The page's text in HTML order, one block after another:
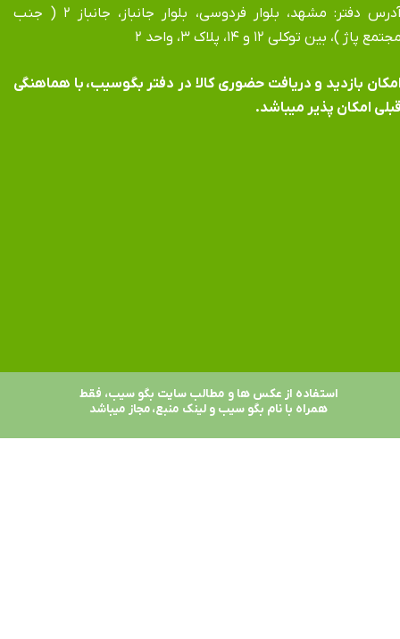
آدرس دفتر: مشهد، بلوار فردوسی، بلوار جانباز، جانباز ۲ ( جنب
پاژ )، بین توکلی ۱۲ و ۱۴، پلاک ۳، واحد ۲
بازدید و دریافت حضوری کالا در دفتر بگوسیب، با هماهنگی
امکان پذیر میباشد.
استفاده از عکس ها و مطالب سایت بگو سیب، فقط
همراه با نام بگو سیب و لینک منبع، مجاز میباشد